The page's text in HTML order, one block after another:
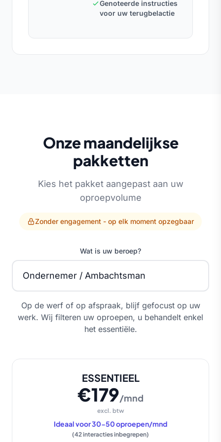
Genoteerde instructies
voor uw terugbelactie
Onze maandelijkse
pakketten
Kies het pakket aangepast aan uw
oproepvolume
Zonder engagement - op elk moment opzegbaar
Wat is uw beroep?
Op de werf of op afspraak, blijf gefocust op uw
werk. Wij filteren uw oproepen, u behandelt enkel
het essentiële.
ESSENTIEEL
€179/mnd
excl. btw
Ideaal voor 30-50 oproepen/mnd
(42 interacties inbegrepen)